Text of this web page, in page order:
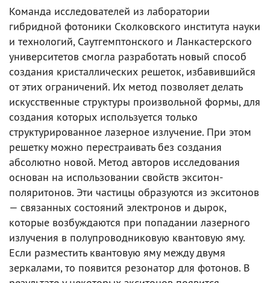
Команда исследователей из лаборатории
гибридной фотоники Сколковского института науки
и технологий, Саутгемптонского и Ланкастерского
университетов смогла разработать новый способ
создания кристаллических решеток, избавившийся
от этих ограничений. Их метод позволяет делать
искусственные структуры произвольной формы, для
создания которых используется только
структурированное лазерное излучение. При этом
решетку можно перестраивать без создания
абсолютно новой. Метод авторов исследования
основан на использовании свойств экситон-
поляритонов. Эти частицы образуются из экситонов
— связанных состояний электронов и дырок,
которые возбуждаются при попадании лазерного
излучения в полупроводниковую квантовую яму.
Если разместить квантовую яму между двумя
зеркалами, то появится резонатор для фотонов. В